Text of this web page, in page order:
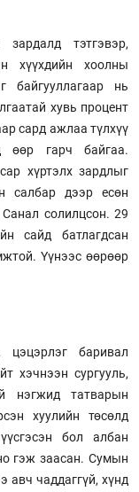
тэтгэвэр,
хүүхдийн хоолны
байгууллагаар нь
хувь процент
сард ажлаа түлхүү
өөр гарч байгаа.
хүртэлх зардлыг
салбар дээр есөн
солилцсон. 29
сайд батлагдсан
Үүнээс өөрөөр
цэцэрлэг баривал
хэчнээн сургууль,
нэгжид татварын
хуулийн төсөлд
бол албан
гэж заасан. Сумын
авч чаддаггүй, хүнд